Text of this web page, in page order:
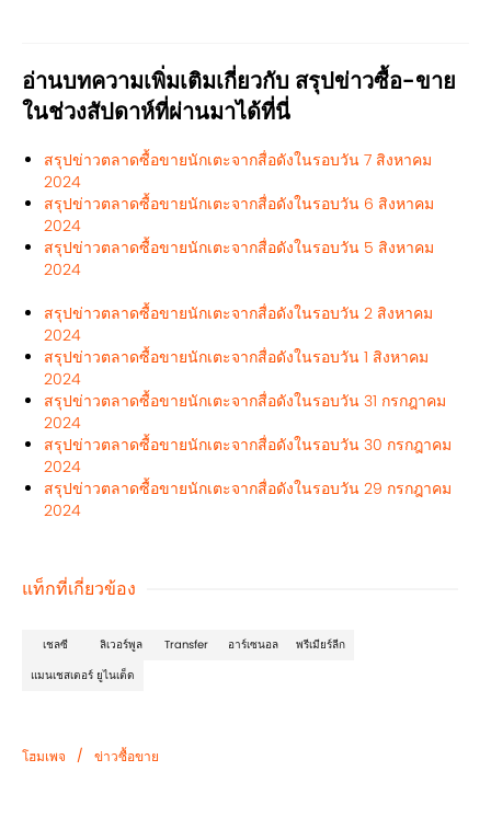
อ่านบทความเพิ่มเติมเกี่ยวกับ สรุปข่าวซื้อ-ขาย
ในช่วงสัปดาห์ที่ผ่านมาได้ที่นี่
สรุปข่าวตลาดซื้อขายนักเตะจากสื่อดังในรอบวัน 7 สิงหาคม
2024
สรุปข่าวตลาดซื้อขายนักเตะจากสื่อดังในรอบวัน 6 สิงหาคม
2024
สรุปข่าวตลาดซื้อขายนักเตะจากสื่อดังในรอบวัน 5 สิงหาคม
2024
สรุปข่าวตลาดซื้อขายนักเตะจากสื่อดังในรอบวัน 2 สิงหาคม
2024
สรุปข่าวตลาดซื้อขายนักเตะจากสื่อดังในรอบวัน 1 สิงหาคม
2024
สรุปข่าวตลาดซื้อขายนักเตะจากสื่อดังในรอบวัน 31 กรกฎาคม
2024
สรุปข่าวตลาดซื้อขายนักเตะจากสื่อดังในรอบวัน 30 กรกฎาคม
2024
สรุปข่าวตลาดซื้อขายนักเตะจากสื่อดังในรอบวัน 29 กรกฎาคม
2024
แท็กที่เกี่ยวข้อง
เชลซี ลิเวอร์พูล Transfer อาร์เซนอล
พรีเมียร์ลีก
แมนเชสเตอร์ ยูไนเต็ด
โฮมเพจ / ข่าวซื้อขาย